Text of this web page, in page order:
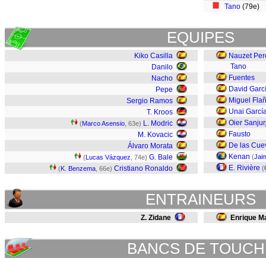
Tano (79e)
EQUIPES
Kiko Casilla
Danilo
Nacho
Pepe
Sergio Ramos
T. Kroos
(Marco Asensio , 63e) L. Modric
M. Kovacic
Álvaro Morata
(Lucas Vázquez , 74e) G. Bale
(K. Benzema , 66e) Cristiano Ronaldo
Nauzet
Tano
Fuentes
David
Miguel
Unai
Oier
Fausto
De las
Kenan (
E. Rivière (
ENTRAINEURS
Z. Zidane Enrique
BANCS DE